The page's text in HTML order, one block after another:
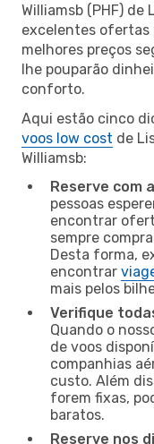
Williamsb (PHF) de
excelentes ofertas
melhores preços
lhe pouparão
conforto.
Aqui estão cinco
voos low cost de
Williamsb:
Reserve com
pessoas
encontrar
sempre
Desta forma,
encontrar
mais pelos
Verifique
Quando o
de voos
companhias
custo. Além
forem fixas,
baratos.
Reserve nos